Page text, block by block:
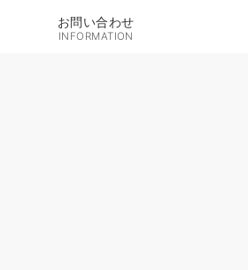
お問い合わせ
INFORMATION